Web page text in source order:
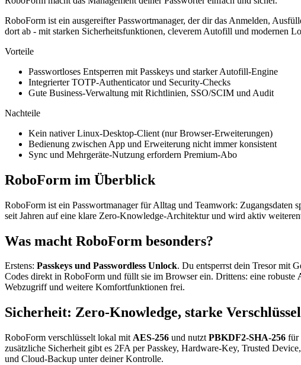
RoboForm ist ein ausgereifter Passwortmanager, der dir das Anmelden,
dort ab - mit starken Sicherheitsfunktionen, cleverem Autofill und modernen
Vorteile
Passwortloses Entsperren mit Passkeys und starker Autofill-Engine
Integrierter TOTP-Authenticator und Security-Checks
Gute Business-Verwaltung mit Richtlinien, SSO/SCIM und Audit
Nachteile
Kein nativer Linux-Desktop-Client (nur Browser-Erweiterungen)
Bedienung zwischen App und Erweiterung nicht immer konsistent
Sync und Mehrgeräte-Nutzung erfordern Premium-Abo
RoboForm im Überblick
RoboForm ist ein Passwortmanager für Alltag und Teamwork:
seit Jahren auf eine klare Zero-Knowledge-Architektur und wird aktiv
Was macht RoboForm besonders?
Erstens: Passkeys und Passwordless Unlock. Du entsperrst dein Tresor mit
Codes direkt in RoboForm und füllt sie im Browser ein. Drittens: eine robuste
Webzugriff und weitere Komfortfunktionen frei.
Sicherheit: Zero-Knowledge, starke
RoboForm verschlüsselt lokal mit AES-256 und nutzt PBKDF2-SHA-256 für
zusätzliche Sicherheit gibt es 2FA per Passkey, Hardware-Key, Trusted
und Cloud-Backup unter deiner Kontrolle.